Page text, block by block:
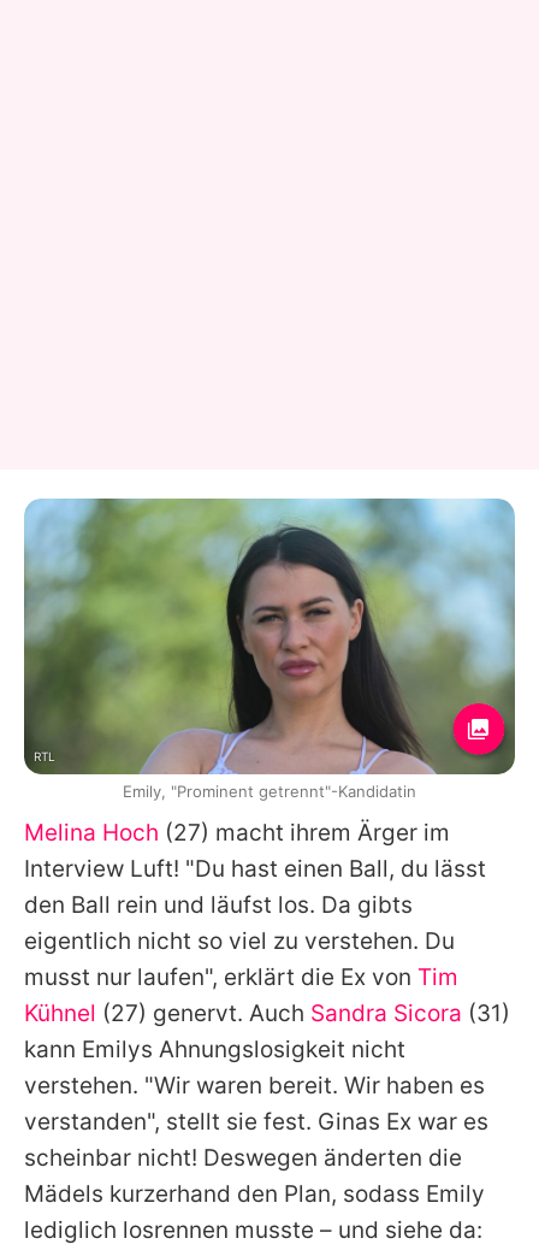
Melina Hoch (27) macht ihrem Ärger im
Interview Luft! "Du hast einen Ball, du lässt
den Ball rein und läufst los. Da gibts
eigentlich nicht so viel zu verstehen. Du
musst nur laufen", erklärt die Ex von Tim
Kühnel (27) genervt. Auch Sandra Sicora (31)
kann Emilys Ahnungslosigkeit nicht
verstehen. "Wir waren bereit. Wir haben es
verstanden", stellt sie fest. Ginas Ex war es
scheinbar nicht! Deswegen änderten die
Mädels kurzerhand den Plan, sodass Emily
lediglich losrennen musste – und siehe da:
RTL
Emily, "Prominent getrennt"-Kandidatin